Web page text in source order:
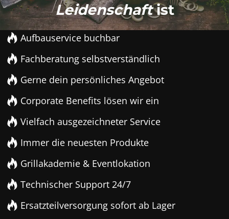
Leidenschaftist
Aufbauservice buchbar
Fachberatung selbstverständlich
Gerne dein persönliches Angebot
Corporate Benefits lösen wir ein
Vielfach ausgezeichneter Service
Immer die neuesten Produkte
Grillakademie & Eventlokation
Technischer Support 24/7
Ersatzteilversorgung sofort ab Lager